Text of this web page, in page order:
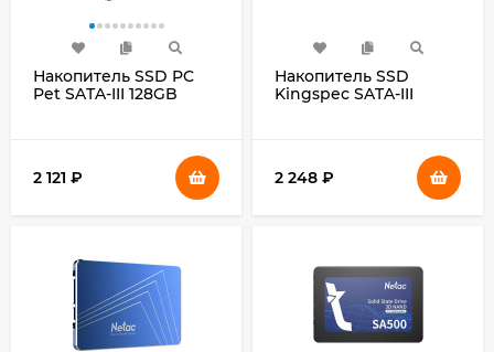
Накопитель SSD PC
Pet SATA-III 128GB
2 121 ₽
Накопитель SSD
Kingspec SATA-III
2 248 ₽